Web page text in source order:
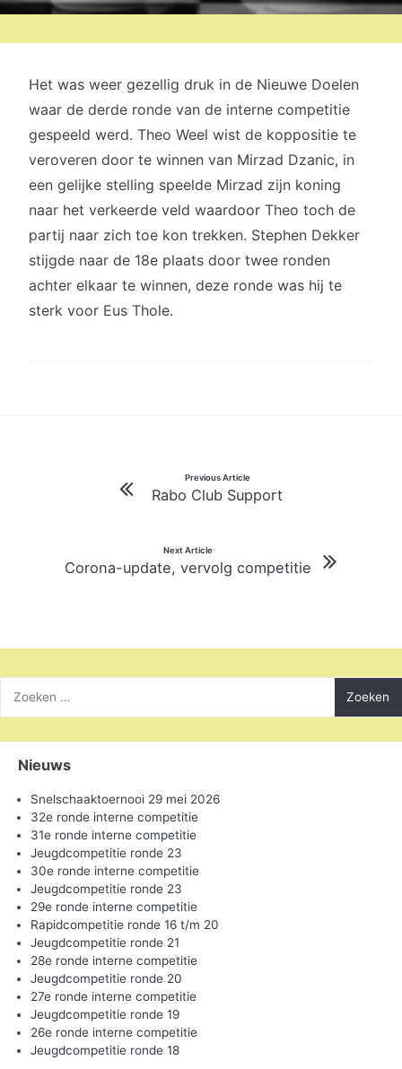
Het was weer gezellig druk in de Nieuwe Doelen
waar de derde ronde van de interne competitie
gespeeld werd. Theo Weel wist de koppositie te
veroveren door te winnen van Mirzad Dzanic, in
een gelijke stelling speelde Mirzad zijn koning
naar het verkeerde veld waardoor Theo toch de
partij naar zich toe kon trekken. Stephen Dekker
stijgde naar de 18e plaats door twee ronden
achter elkaar te winnen, deze ronde was hij te
sterk voor Eus Thole.
Previous Article
Rabo Club Support
Next Article
Corona-update, vervolg competitie
naar:
Nieuws
Snelschaaktoernooi 29 mei 2026
32e ronde interne competitie
31e ronde interne competitie
Jeugdcompetitie ronde 23
30e ronde interne competitie
Jeugdcompetitie ronde 23
29e ronde interne competitie
Rapidcompetitie ronde 16 t/m 20
Jeugdcompetitie ronde 21
28e ronde interne competitie
Jeugdcompetitie ronde 20
27e ronde interne competitie
Jeugdcompetitie ronde 19
26e ronde interne competitie
Jeugdcompetitie ronde 18